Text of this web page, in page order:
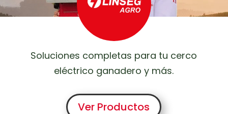
Soluciones completas para tu cerco
eléctrico ganadero y más.
Ver Productos